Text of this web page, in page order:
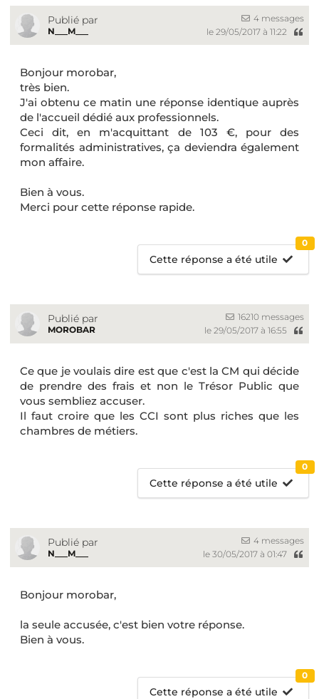
Publié par
N___M___
4 messages
le 29/05/2017 à 11:22
Bonjour morobar,
très bien.
J'ai obtenu ce matin une réponse identique auprès
de l'accueil dédié aux professionnels.
Ceci dit, en m'acquittant de 103 €, pour des
formalités administratives, ça deviendra également
mon affaire.
Bien à vous.
Merci pour cette réponse rapide.
Cette réponse a été utile
0
Publié par
MOROBAR
16210 messages
le 29/05/2017 à 16:55
Ce que je voulais dire est que c'est la CM qui décide
de prendre des frais et non le Trésor Public que
vous sembliez accuser.
Il faut croire que les CCI sont plus riches que les
chambres de métiers.
Cette réponse a été utile
0
Publié par
N___M___
4 messages
le 30/05/2017 à 01:47
Bonjour morobar,
la seule accusée, c'est bien votre réponse.
Bien à vous.
Cette réponse a été utile
0